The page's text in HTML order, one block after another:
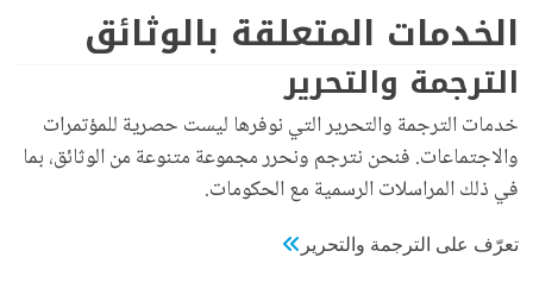
الخدمات المتعلقة بالوثائق
الترجمة والتحرير
خدمات الترجمة والتحرير التي نوفرها ليست حصرية للمؤتمرات
والاجتماعات. فنحن نترجم ونحرر مجموعة متنوعة من الوثائق، بما
في ذلك المراسلات الرسمية مع الحكومات.
تعرّف على الترجمة والتحرير